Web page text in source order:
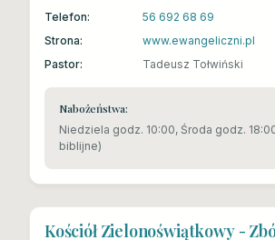
Telefon:
56 692 68 69
Strona:
www.ewangeliczni.pl
Pastor:
Tadeusz Tołwiński
Nabożeństwa:
Niedziela godz. 10:00, Środa godz.
biblijne)
Kościół Zielonoświątkowy -